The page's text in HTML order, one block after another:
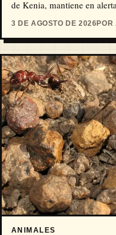
de Kenia, mantiene en
3 DE AGOSTO DE 2026POR
ANIMALES